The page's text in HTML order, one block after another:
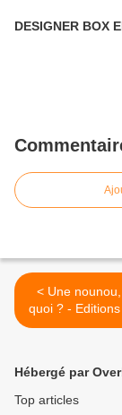
DESIGNER BOX
< Une nounou, ça sert à
quoi ? -
Hébergé par
Top articles